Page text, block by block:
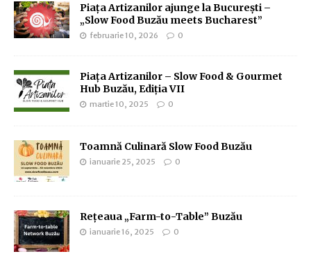
Piața Artizanilor ajunge la București –
„Slow Food Buzău meets Bucharest”
februarie 10, 2026 0
Piața Artizanilor – Slow Food & Gourmet
Hub Buzău, Ediția VII
martie 10, 2025 0
Toamnă Culinară Slow Food Buzău
ianuarie 25, 2025 0
Rețeaua „Farm-to-Table” Buzău
ianuarie 16, 2025 0